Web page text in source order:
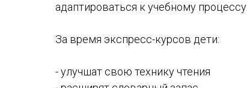
адаптироваться к учебному процессу.
За время экспресс-курсов дети:
- улучшат свою технику чтения